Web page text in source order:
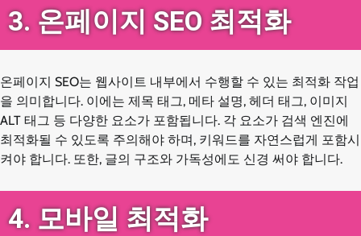
3. 온페이지 SEO 최적화
온페이지 SEO는 웹사이트 내부에서 수행할 수 있는 최적화 작업
을 의미합니다. 이에는 제목 태그, 메타 설명, 헤더 태그, 이미지
ALT 태그 등 다양한 요소가 포함됩니다. 각 요소가 검색 엔진에
최적화될 수 있도록 주의해야 하며, 키워드를 자연스럽게 포함시
켜야 합니다. 또한, 글의 구조와 가독성에도 신경 써야 합니다.
4. 모바일 최적화